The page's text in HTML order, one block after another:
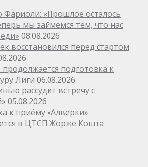
Фариоли: «Прошлое осталось
мы займёмся тем, что нас
08.08.2026
восстановился перед стартом
подготовка к
Лиги 06.08.2026
рассудит встречу с
05.08.2026
к приёму «Алверки»
в ЦТСП Жорже Кошта